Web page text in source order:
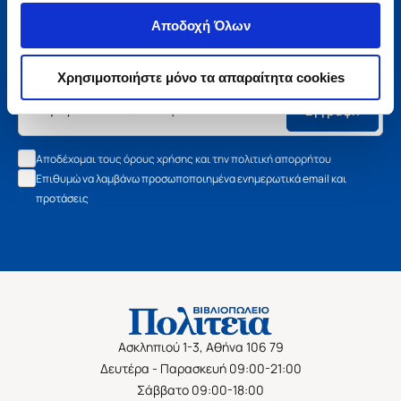
Αποδοχή Όλων
Χρησιμοποιήστε μόνο τα απαραίτητα cookies
Μάθετε τα νέα της Πολιτείας
Εγγραφείτε στο newsletter μας και μάθετε πρώτοι όλα τα
νέα βιβλία, τις εξαιρετικές τιμές και τις εκδηλώσεις μας.
Εγγραφή
Αποδέχομαι τους όρους χρήσης και την πολιτική απορρήτου
Επιθυμώ να λαμβάνω προσωποποιημένα ενημερωτικά email και
προτάσεις
Ασκληπιού 1-3, Αθήνα 106 79
Δευτέρα - Παρασκευή 09:00-21:00
Σάββατο 09:00-18:00